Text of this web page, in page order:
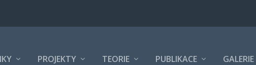
PROJEKTY TEORIE PUBLIKACE GALERIE